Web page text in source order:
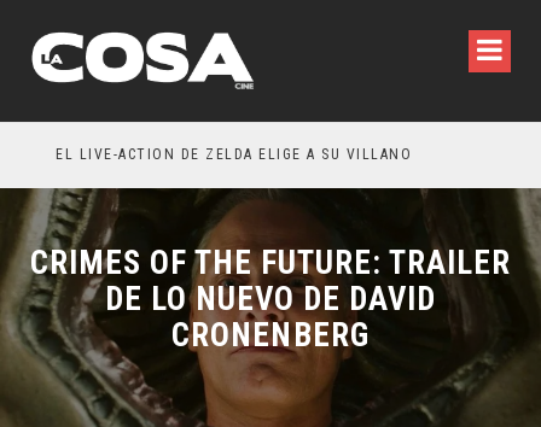
EL LIVE-ACTION DE ZELDA ELIGE A SU VILLANO
CRIMES OF THE FUTURE: TRAILER
DE LO NUEVO DE DAVID
CRONENBERG